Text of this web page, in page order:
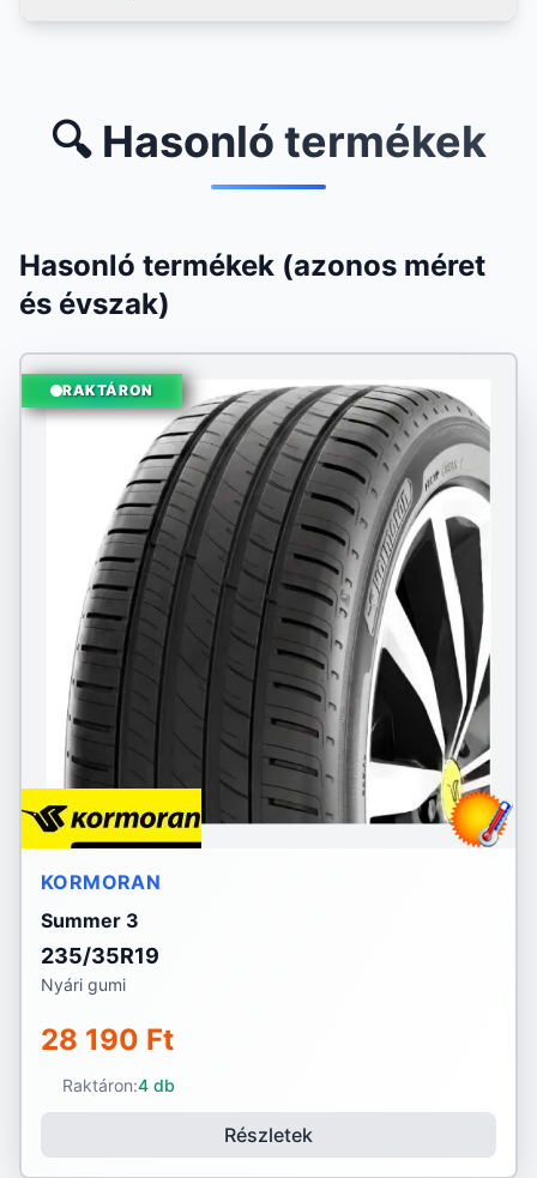
🔍 Hasonló termékek
Hasonló termékek (azonos méret
és évszak)
RAKTÁRON
KORMORAN
Summer 3
235/35R19
Nyári gumi
28 190 Ft
Raktáron:4 db
Részletek